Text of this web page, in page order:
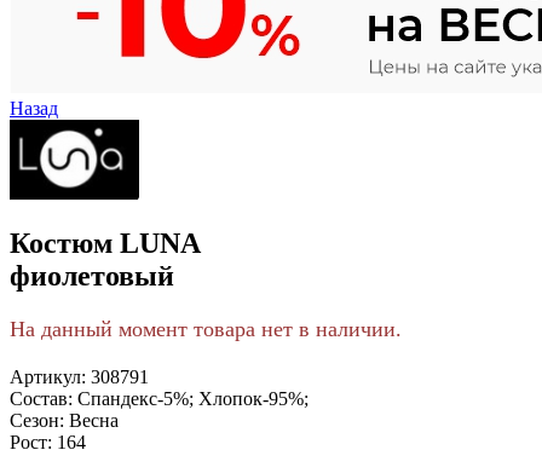
Назад
Костюм LUNA
фиолетовый
На данный момент товара нет в наличии.
Артикул: 308791
Состав: Спандекс-5%; Хлопок-95%;
Сезон: Весна
Рост: 164